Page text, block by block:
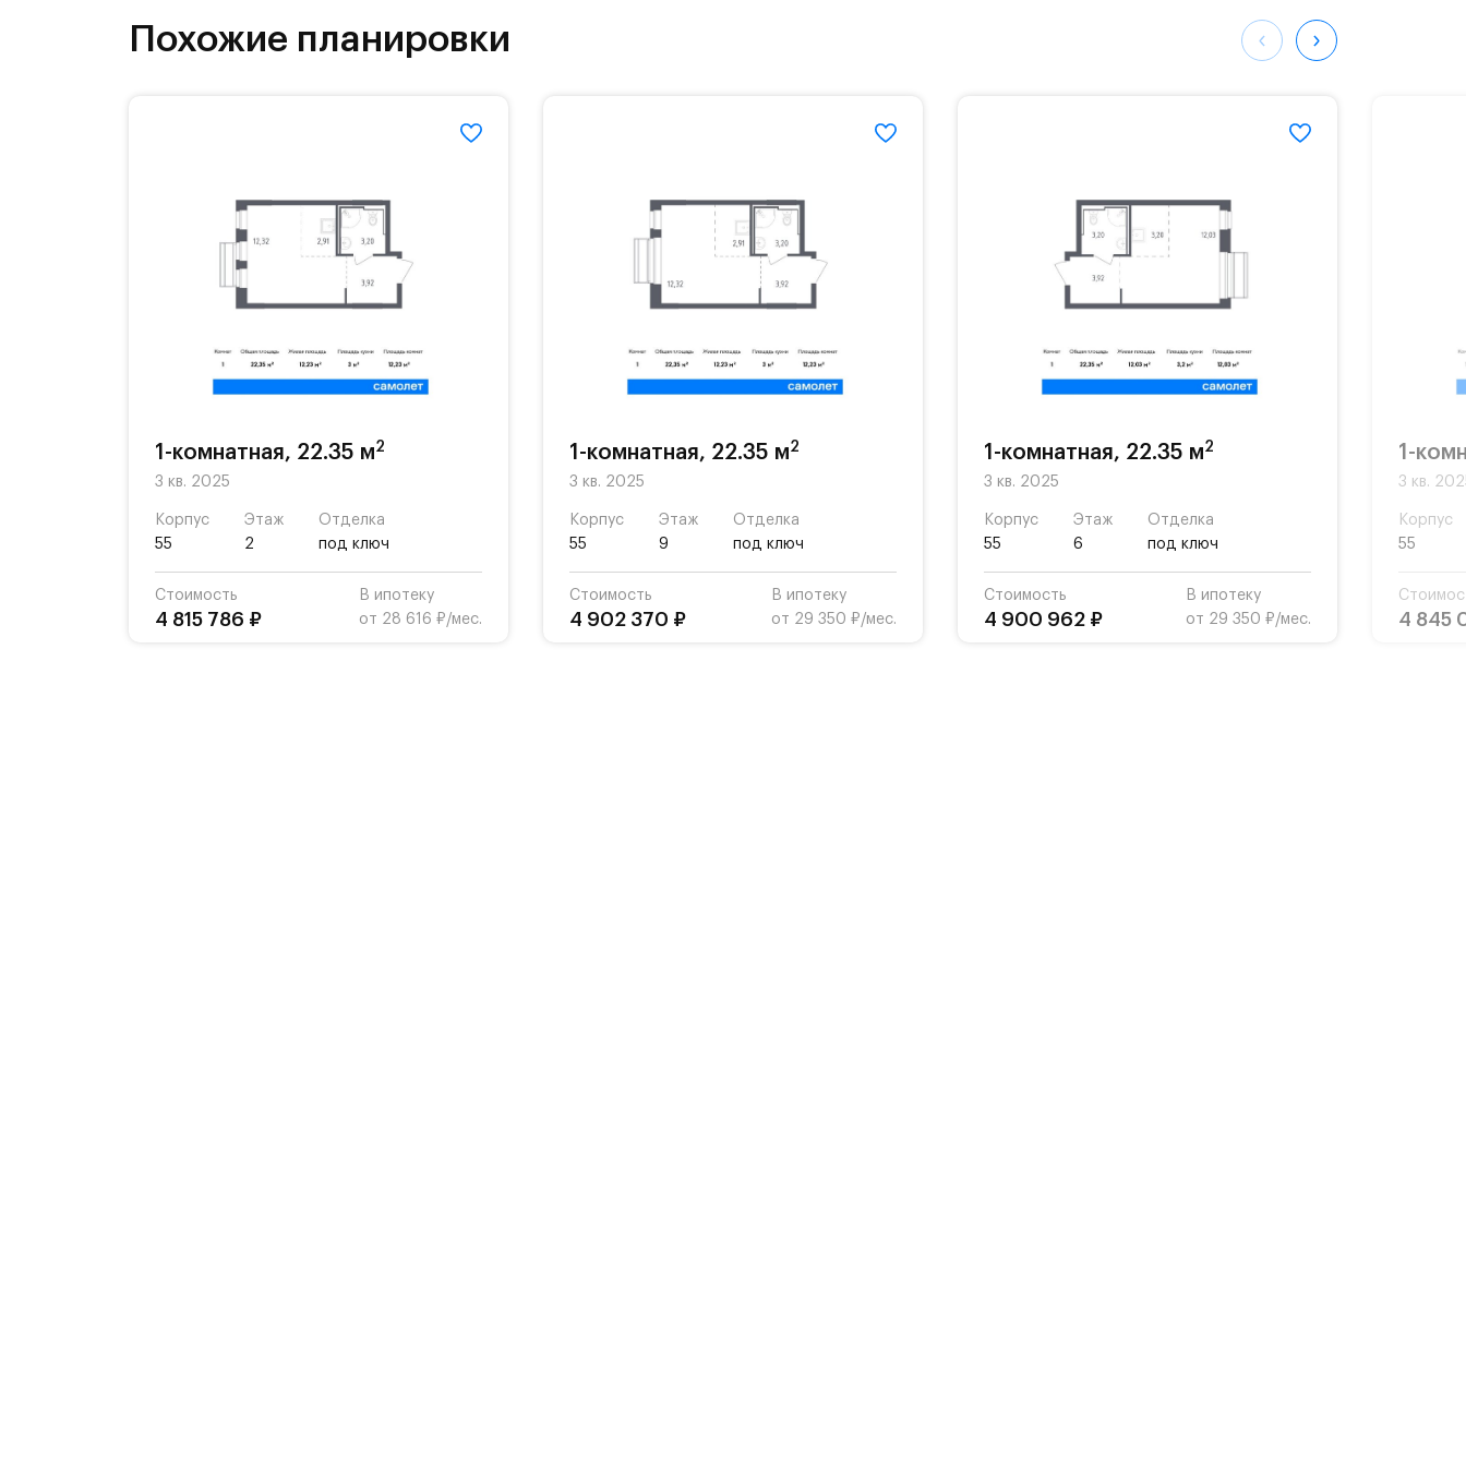
На территории квартала возведут детский сад и школу. Также для наиболее одарённых
Для автомобилистов — закрытые озеленённые парковки.
Похожие планировки
1-комнатная, 22.35 м2
3 кв. 2025
Корпус
55
Этаж
2
Отделка
под ключ
Стоимость
4 815 786 ₽
В ипотеку
от 28 616 ₽/мес.
1-комнатная, 22.35 м2
3 кв. 2025
Корпус
55
Этаж
9
Отделка
под ключ
Стоимость
4 902 370 ₽
В ипотеку
от 29 350 ₽/мес.
1-комнатная, 22.35 м2
3 кв. 2025
Корпус
55
Этаж
6
Отделка
под ключ
Стоимость
4 900 962 ₽
В ипотеку
от 29 350 ₽/мес.
1-
3 кв.
Корпус
55
4 845